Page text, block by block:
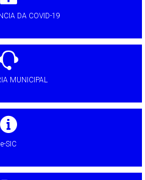
DA COVID-19
MUNICIPAL
e-SIC